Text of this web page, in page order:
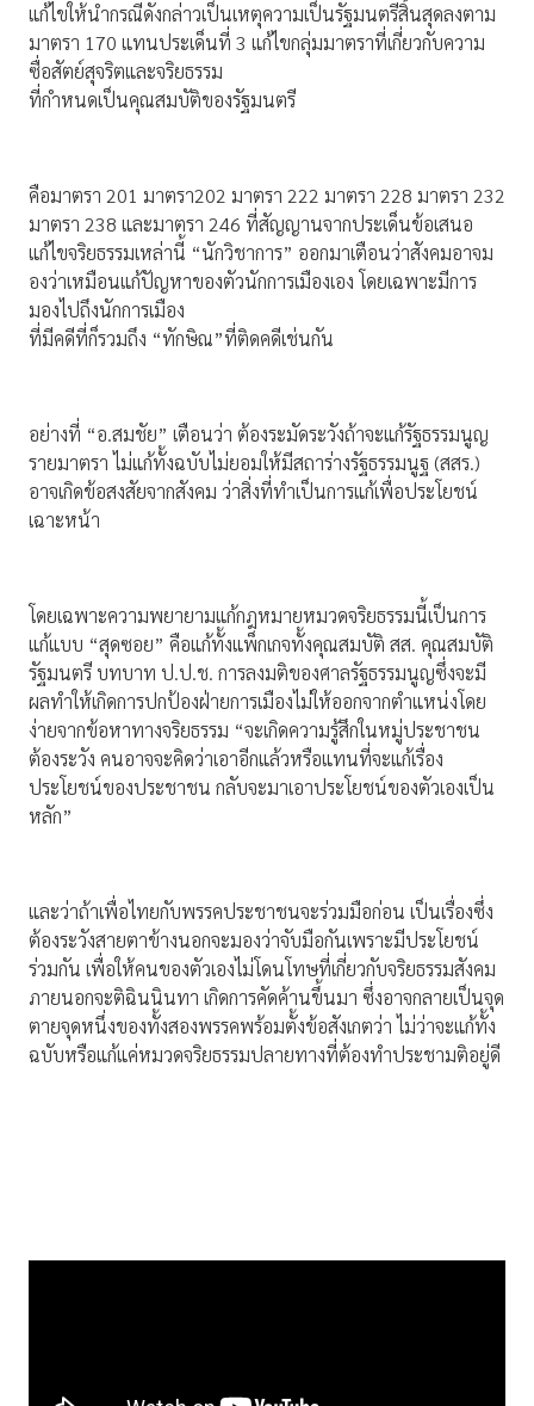
แก้ไขให้นำกรณีดังกล่าวเป็นเหตุความเป็นรัฐมนตรีสิ้นสุดลงตาม
มาตรา 170 แทนประเด็นที่ 3 แก้ไขกลุ่มมาตราที่เกี่ยวกับความ
ซื่อสัตย์สุจริตและจริยธรรม
ที่กำหนดเป็นคุณสมบัติของรัฐมนตรี
คือมาตรา 201 มาตรา202 มาตรา 222 มาตรา 228 มาตรา 232
มาตรา 238 และมาตรา 246 ที่สัญญานจากประเด็นข้อเสนอ
แก้ไขจริยธรรมเหล่านี้ “นักวิชาการ” ออกมาเตือนว่าสังคมอาจม
องว่าเหมือนแก้ปัญหาของตัวนักการเมืองเอง โดยเฉพาะมีการ
มองไปถึงนักการเมือง
ที่มีคดีที่ก็รวมถึง “ทักษิณ”ที่ติดคดีเช่นกัน
อย่างที่ “อ.สมชัย” เตือนว่า ต้องระมัดระวังถ้าจะแก้รัฐธรรมนูญ
รายมาตรา ไม่แก้ทั้งฉบับไม่ยอมให้มีสถาร่างรัฐธรรมนูฐ (สสร.)
อาจเกิดข้อสงสัยจากสังคม ว่าสิ่งที่ทำเป็นการแก้เพื่อประโยชน์
เฉาะหน้า
โดยเฉพาะความพยายามแก้กฎหมายหมวดจริยธรรมนี้เป็นการ
แก้แบบ “สุดซอย” คือแก้ทั้งแพ็กเกจทั้งคุณสมบัติ สส. คุณสมบัติ
รัฐมนตรี บทบาท ป.ป.ช. การลงมติของศาลรัฐธรรมนูญซึ่งจะมี
ผลทำให้เกิดการปกป้องฝ่ายการเมืองไม่ให้ออกจากตำแหน่งโดย
ง่ายจากข้อหาทางจริยธรรม “จะเกิดความรู้สึกในหมู่ประชาชน
ต้องระวัง คนอาจจะคิดว่าเอาอีกแล้วหรือแทนที่จะแก้เรื่อง
ประโยชน์ของประชาชน กลับจะมาเอาประโยชน์ของตัวเองเป็น
หลัก”
และว่าถ้าเพื่อไทยกับพรรคประชาชนจะร่วมมือก่อน เป็นเรื่องซึ่ง
ต้องระวังสายตาข้างนอกจะมองว่าจับมือกันเพราะมีประโยชน์
ร่วมกัน เพื่อให้คนของตัวเองไม่โดนโทษที่เกี่ยวกับจริยธรรมสังคม
ภายนอกจะติฉินนินทา เกิดการคัดค้านขึ้นมา ซึ่งอาจกลายเป็นจุด
ตายจุดหนึ่งของทั้งสองพรรคพร้อมตั้งข้อสังเกตว่า ไม่ว่าจะแก้ทั้ง
ฉบับหรือแก้แค่หมวดจริยธรรมปลายทางที่ต้องทำประชามติอยู่ดี